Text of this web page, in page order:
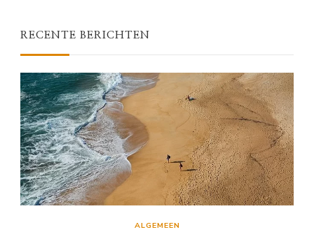
RECENTE BERICHTEN
ALGEMEEN